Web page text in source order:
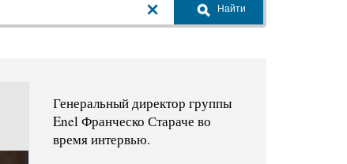
Найти
Генеральный директор группы
Enel Франческо Стараче во
время интервью.